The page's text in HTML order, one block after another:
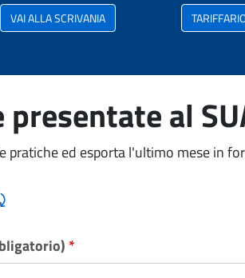
VAI ALLA SCRIVANIA
al
pratiche ed esporta l'ultimo mese in
Rigene CAPTCHA
*